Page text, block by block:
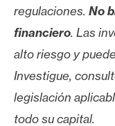
regulaciones. No
financiero. Las
alto riesgo y
Investigue,
legislación
todo su capital.